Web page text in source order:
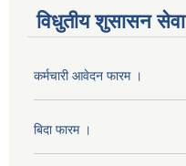
विधुतीय शुसासन सेवा
कर्मचारी आवेदन फारम ।
बिदा फारम ।